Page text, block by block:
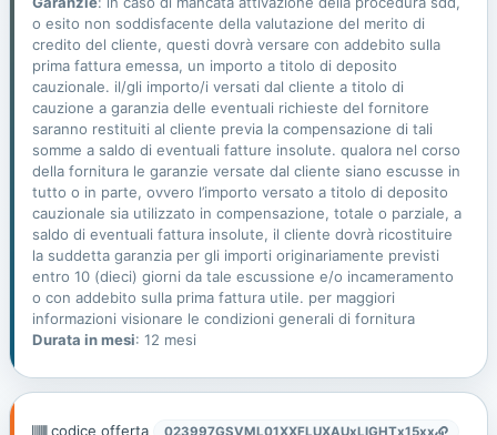
o esito non soddisfacente della valutazione del merito di
credito del cliente, questi dovrà versare con addebito sulla
prima fattura emessa, un importo a titolo di deposito
cauzionale. il/gli importo/i versati dal cliente a titolo di
cauzione a garanzia delle eventuali richieste del fornitore
saranno restituiti al cliente previa la compensazione di tali
somme a saldo di eventuali fatture insolute. qualora nel corso
della fornitura le garanzie versate dal cliente siano escusse in
tutto o in parte, ovvero l’importo versato a titolo di deposito
cauzionale sia utilizzato in compensazione, totale o parziale, a
saldo di eventuali fattura insolute, il cliente dovrà ricostituire
la suddetta garanzia per gli importi originariamente previsti
entro 10 (dieci) giorni da tale escussione e/o incameramento
o con addebito sulla prima fattura utile. per maggiori
informazioni visionare le condizioni generali di fornitura
Durata in mesi: 12 mesi
codice offerta 023997GSVML01XXFLUXAUxLIGHTx15xx